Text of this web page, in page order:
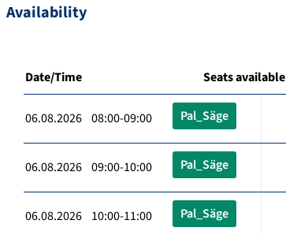
Availability
Date/Time Seats available
06.08.2026 08:00-09:00 Pal_Säge
06.08.2026 09:00-10:00 Pal_Säge
06.08.2026 10:00-11:00 Pal_Säge